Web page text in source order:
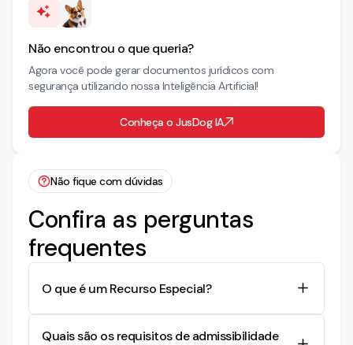
Não encontrou o que queria?
Agora você pode gerar documentos jurídicos com
segurança utilizando nossa Inteligência Artificial!
Conheça o JusDog IA
Não fique com dúvidas
Confira as perguntas
frequentes
O que é um Recurso Especial?
direcionada ao Superior Tribunal de Justiça (STJ),
Quais são os requisitos de admissibilidade